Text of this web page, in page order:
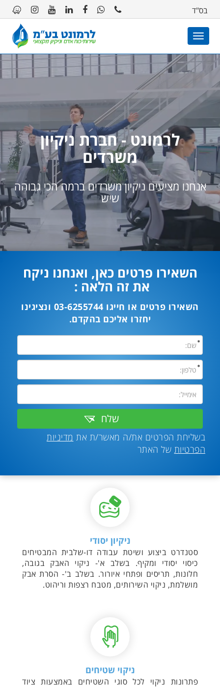
בס"ד
Toggle
navigation
לרמונט - חברת ניקיון
משרדים
אנחנו מציעים ניקיון משרדים ברמה הכי גבוהה
שיש
השאירו פרטים כאן, ואנחנו ניקח
את זה הלאה :
השאירו פרטים או חייגו 03-6255744 ונציגינו
יחזרו אליכם בהקדם.
שלח
בשליחת הפרטים את/ה מאשר/ת את מדיניות
הפרטיות של האתר
ניקיון יסודי
סטנדרט ביצוע ושיטת עבודה דו-שלבית המבטיחים
כיסוי יסודי ומקיף. בשלב א'- ניקוי האבק בגובה,
חלונות, תריסים ופתחי איורור. בשלב ב'- הסרת אבק
מושלמת, ניקוי השירותים, מטבח רצפות וריהוט.
ניקוי שטיחים
פתרונות ניקוי לכל סוגי השטיחים באמצעות ציוד